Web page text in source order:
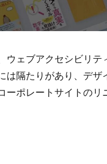
ウェブアクセシビリ
は隔たりがあり、デ
ーポレートサイトの